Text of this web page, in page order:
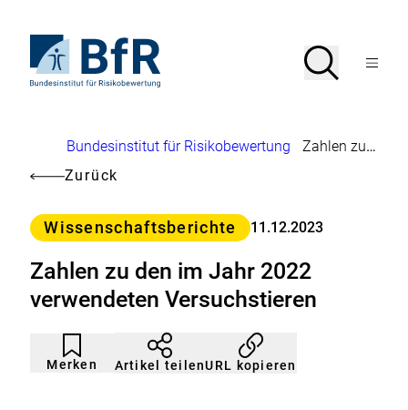
Seiteninhalt
springenStartseite
von
Suche
SucheMenü
Brotkrumennavigation
Bundesinstitut für Risikobewertung
Zahlen zu den im Jahr 2022 verwendeten Versuchstieren
Zurück
Kategorie
Wissenschaftsberichte 11.12.2023
Zahlen zu den im Jahr 2022
verwendeten Versuchstieren
Merken
Artikel
nicht
gemerkt
Durch
Klicken
der
Artikel teilenURL kopieren